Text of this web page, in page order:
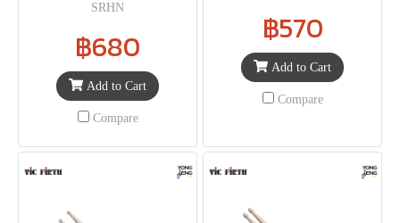
SRHN
฿680
Add to Cart
Compare
฿570
Add to Cart
Compare